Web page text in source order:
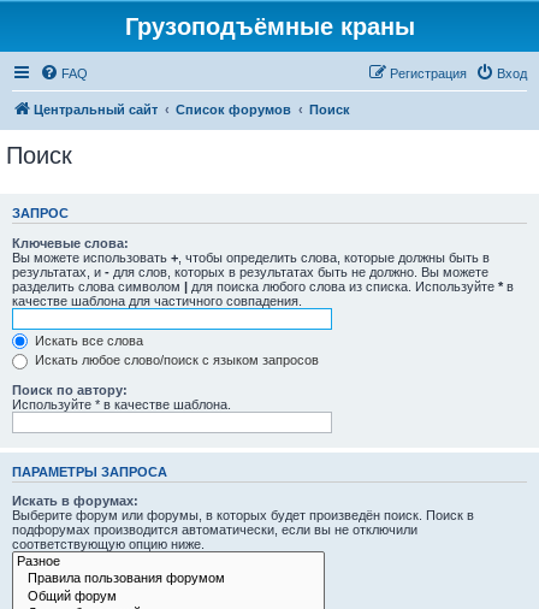
Грузоподъёмные краны
FAQ Вход
Регистрация
Центральный сайт Список форумов Поиск
Поиск
ЗАПРОС
Ключевые слова:
Вы можете использовать + , чтобы определить слова, которые должны быть в
результатах, и - для слов, которых в результатах быть не должно. Вы можете
разделить слова символом | для поиска любого слова из списка. Используйте * в
качестве шаблона для частичного совпадения.
Искать все слова
Искать любое слово/поиск с языком запросов
Поиск по автору:
Используйте * в качестве шаблона.
ПАРАМЕТРЫ ЗАПРОСА
Искать в форумах:
Выберите форум или форумы, в которых будет произведён поиск. Поиск в
подфорумах производится автоматически, если вы не отключили
соответствующую опцию ниже.